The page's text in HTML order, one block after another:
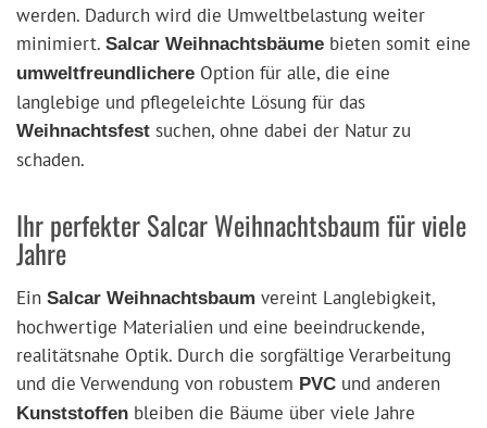
werden. Dadurch wird die Umweltbelastung weiter
minimiert. Salcar Weihnachtsbäume bieten somit eine
umweltfreundlichere Option für alle, die eine
langlebige und pflegeleichte Lösung für das
Weihnachtsfest suchen, ohne dabei der Natur zu
schaden.
Ihr perfekter Salcar Weihnachtsbaum für viele
Jahre
Ein Salcar Weihnachtsbaum vereint Langlebigkeit,
hochwertige Materialien und eine beeindruckende,
realitätsnahe Optik. Durch die sorgfältige Verarbeitung
und die Verwendung von robustem PVC und anderen
Kunststoffen bleiben die Bäume über viele Jahre